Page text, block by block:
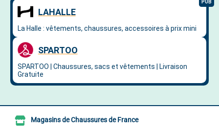
Magasins de Chaussures de France